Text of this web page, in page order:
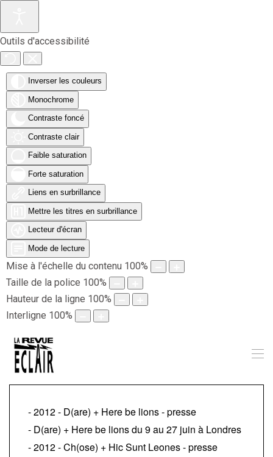
Outils d'accessibilité
Inverser les couleurs
Monochrome
Contraste foncé
Contraste clair
Faible saturation
Forte saturation
Liens en surbrillance
Mettre les titres en surbrillance
Lecteur d'écran
Mode de lecture
Mise à l'échelle du contenu 100%
Taille de la police 100%
Hauteur de la ligne 100%
Interligne 100%
Accéder au contenu principal
- 2012 - D(are) + Here be lions - presse
- D(are) + Here be lions du 9 au 27 juin à Londres
- 2012 - Ch(ose) + Hic Sunt Leones - presse